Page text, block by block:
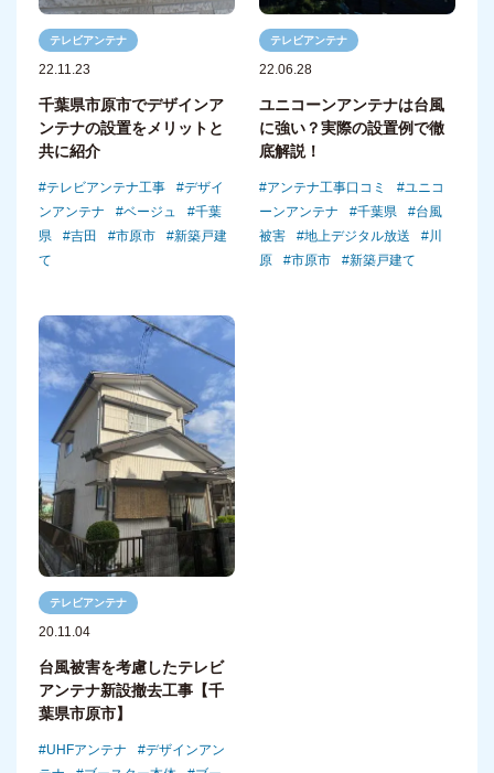
テレビアンテナ
22.11.23
千葉県市原市でデザインア
ンテナの設置をメリットと
共に紹介
テレビアンテナ工事
デザイ
ンアンテナ
ベージュ
千葉
県
吉田 市原市
新築戸建
て
テレビアンテナ
22.06.28
ユニコーンアンテナは台風
に強い？実際の設置例で徹
底解説！
アンテナ工事口コミ
ユニコ
ーンアンテナ
千葉県
台風
被害
地上デジタル放送
川
原
市原市 新築戸建て
テレビアンテナ
20.11.04
台風被害を考慮したテレビ
アンテナ新設撤去工事【千
葉県市原市】
UHFアンテナ
デザインアン